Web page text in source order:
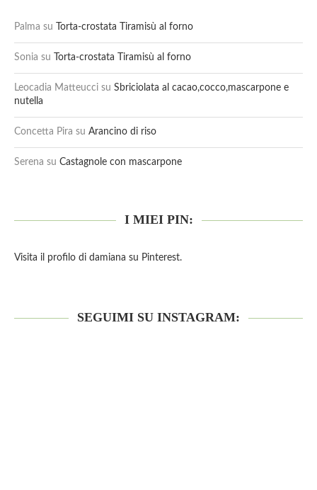
Palma su Torta-crostata Tiramisù al forno
Sonia su Torta-crostata Tiramisù al forno
Leocadia Matteucci su Sbriciolata al cacao,cocco,mascarpone e
nutella
Concetta Pira su Arancino di riso
Serena su Castagnole con mascarpone
I MIEI PIN:
Visita il profilo di damiana su Pinterest.
SEGUIMI SU INSTAGRAM: